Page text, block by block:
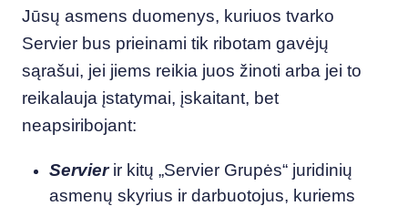
Jūsų asmens duomenys, kuriuos tvarko
Servier bus prieinami tik ribotam gavėjų
sąrašui, jei jiems reikia juos žinoti arba jei to
reikalauja įstatymai, įskaitant, bet
neapsiribojant:
Servierir kitų „Servier Grupės“ juridinių
asmenų skyrius ir darbuotojus, kuriems